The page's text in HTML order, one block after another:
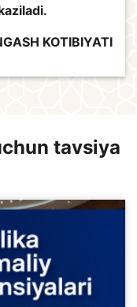
KOTIBIYATI
tavsiya